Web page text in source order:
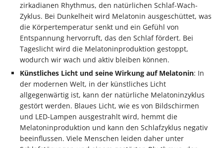
zirkadianen Rhythmus, den natürlichen Schlaf-Wach-
Zyklus. Bei Dunkelheit wird Melatonin ausgeschüttet, was
die Körpertemperatur senkt und ein Gefühl von
Entspannung hervorruft, das den Schlaf fördert. Bei
Tageslicht wird die Melatoninproduktion gestoppt,
wodurch wir wach und aktiv bleiben können.
Künstliches Licht und seine Wirkung auf Melatonin: In
der modernen Welt, in der künstliches Licht
allgegenwärtig ist, kann der natürliche Melatoninzyklus
gestört werden. Blaues Licht, wie es von Bildschirmen
und LED-Lampen ausgestrahlt wird, hemmt die
Melatoninproduktion und kann den Schlafzyklus negativ
beeinflussen. Viele Menschen leiden daher unter